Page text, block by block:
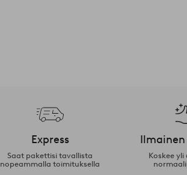
Express
Saat pakettisi tavallista
nopeammalla toimituksella
Koskee yli